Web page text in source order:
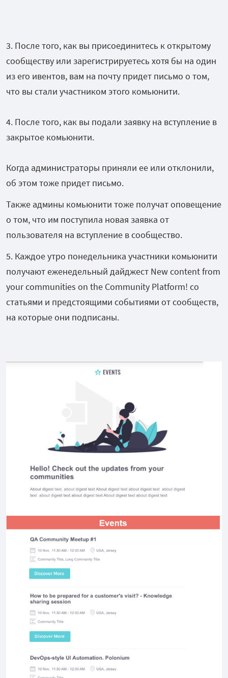
3. После того, как вы присоединитесь к открытому
сообществу или зарегистрируетесь хотя бы на один
из его ивентов, вам на почту придет письмо о том,
что вы стали участником этого комьюнити.
4. После того, как вы подали заявку на вступление в
закрытое комьюнити.
Когда администраторы приняли ее или отклонили,
об этом тоже придет письмо.
Также админы комьюнити тоже получат оповещение
о том, что им поступила новая заявка от
пользователя на вступление в сообщество.
5. Каждое утро понедельника участники комьюнити
получают еженедельный дайджест New content from
your communities on the Community Platform! со
статьями и предстоящими событиями от сообществ,
на которые они подписаны.